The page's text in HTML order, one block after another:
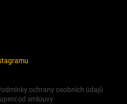
ochrany osobních údajů
od smlouvy